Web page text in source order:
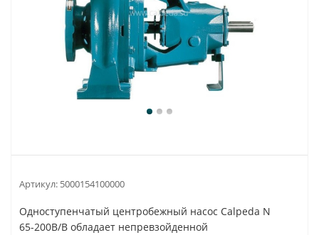
Артикул: 5000154100000
Одноступенчатый центробежный насос Calpeda N
65-200B/B обладает непревзойденной